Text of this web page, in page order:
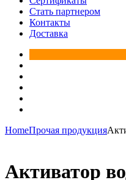
Стать партнером
Контакты
Доставка
HomeПрочая продукция
Активатор